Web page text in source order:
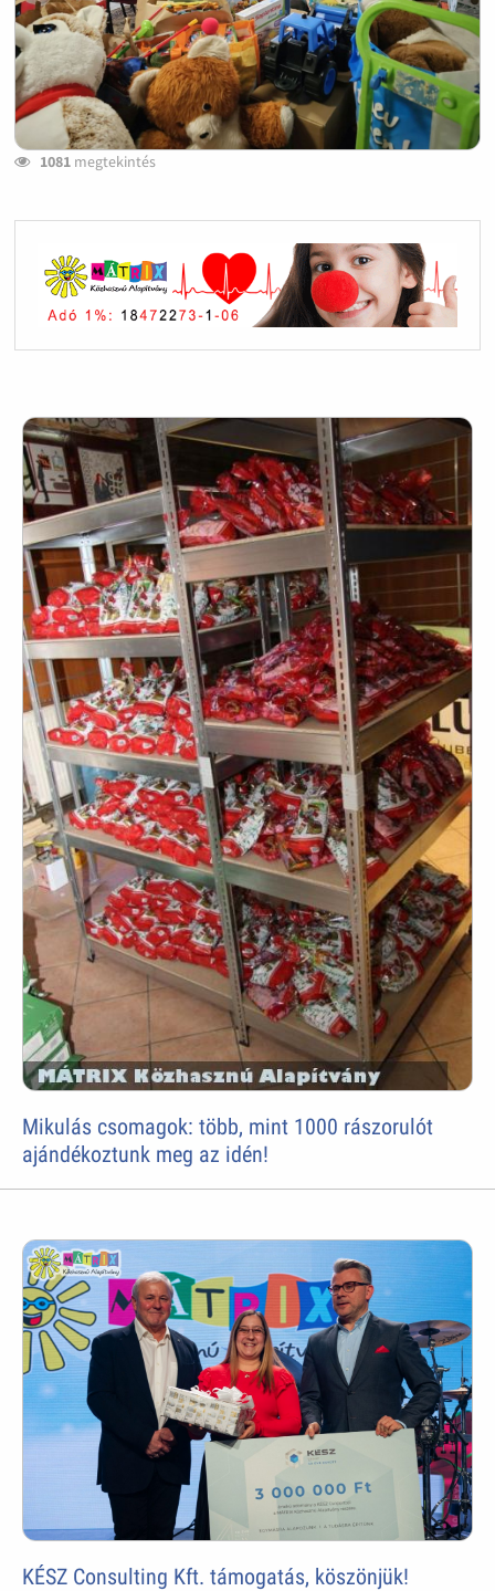
1081megtekintés
Mikulás csomagok: több, mint 1000 rászorulót
ajándékoztunk meg az idén!
KÉSZ Consulting Kft. támogatás, köszönjük!